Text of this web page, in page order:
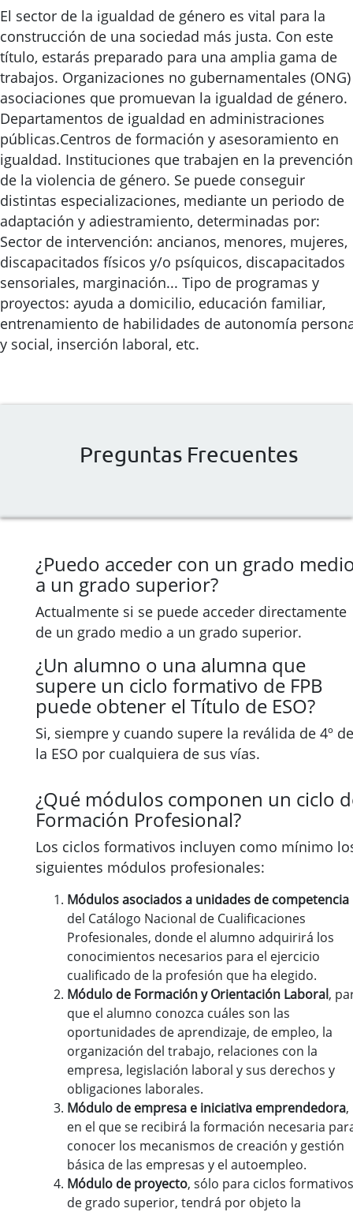
El sector de la igualdad de género es vital para la
construcción de una sociedad más justa. Con este
título, estarás preparado para una amplia gama de
trabajos. Organizaciones no gubernamentales
asociaciones que promuevan la igualdad de género.
Departamentos de igualdad en administraciones
públicas.Centros de formación y asesoramiento en
igualdad. Instituciones que trabajen en la prevención
de la violencia de género. Se puede conseguir
distintas especializaciones, mediante un periodo de
adaptación y adiestramiento, determinadas por:
Sector de intervención: ancianos, menores, mujeres,
discapacitados físicos y/o psíquicos, discapacitados
sensoriales, marginación... Tipo de programas y
proyectos: ayuda a domicilio, educación familiar,
entrenamiento de habilidades de autonomía
y social, inserción laboral, etc.
Preguntas Frecuentes
¿Puedo acceder con un grado
a un grado superior?
Actualmente si se puede acceder directamente
de un grado medio a un grado superior.
¿Un alumno o una alumna que
supere un ciclo formativo de FPB
puede obtener el Título de ESO?
Si, siempre y cuando supere la reválida de 4º de
la ESO por cualquiera de sus vías.
¿Qué módulos componen un ciclo
Formación Profesional?
Los ciclos formativos incluyen como mínimo
siguientes módulos profesionales:
Módulos asociados a unidades de competencia
del Catálogo Nacional de Cualificaciones
Profesionales, donde el alumno adquirirá los
conocimientos necesarios para el ejercicio
cualificado de la profesión que ha elegido.
Módulo de Formación y Orientación Laboral,
que el alumno conozca cuáles son las
oportunidades de aprendizaje, de empleo, la
organización del trabajo, relaciones con la
empresa, legislación laboral y sus derechos y
obligaciones laborales.
Módulo de empresa e iniciativa emprendedora,
en el que se recibirá la formación necesaria
conocer los mecanismos de creación y gestión
básica de las empresas y el autoempleo.
Módulo de proyecto, sólo para ciclos formativos
de grado superior, tendrá por objeto la